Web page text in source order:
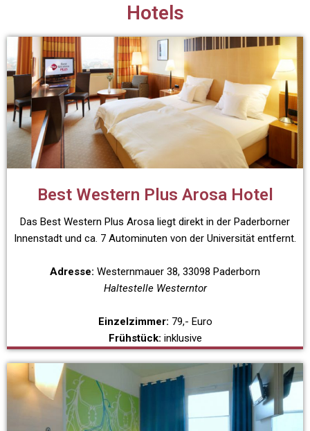
Hotels
Best Western Plus Arosa Hotel
Das Best Western Plus Arosa liegt direkt in der Paderborner
Innenstadt und ca. 7 Autominuten von der Universität entfernt.
Adresse: Westernmauer 38, 33098 Paderborn
Haltestelle Westerntor
Einzelzimmer: 79,- Euro
Frühstück: inklusive